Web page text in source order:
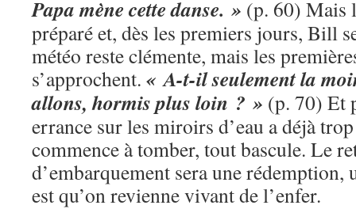
Papa mène cette danse. » (p. 60) Mais
préparé et, dès les premiers jours, Bill
météo reste clémente, mais les
s’approchent. « A-t-il seulement la
allons, hormis plus loin ? » (p. 70) Et
errance sur les miroirs d’eau a déjà
commence à tomber, tout bascule. Le
d’embarquement sera une rédemption,
est qu’on revienne vivant de l’enfer.